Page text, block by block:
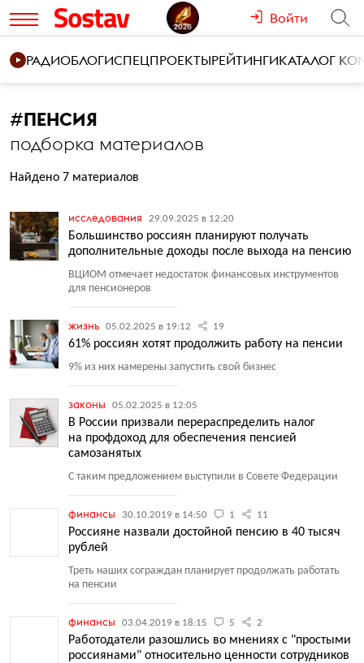
Войти
РАДИОБЛОГИСПЕЦПРОЕКТЫРЕЙТИНГИКАТАЛОГ
#ПЕНСИЯ
подборка материалов
Найдено 7 материалов
исследования 29.09.2025 в 12:20
Большинство россиян планируют получать
дополнительные доходы после выхода на пенсию
ВЦИОМ отмечает недостаток финансовых инструментов
для пенсионеров
жизнь 05.02.2025 в 19:12 19
61% россиян хотят продолжить работу на пенсии
9% из них намерены запустить свой бизнес
законы 05.02.2025 в 12:05
В России призвали перераспределить налог
на профдоход для обеспечения пенсией
самозанятых
С таким предложением выступили в Совете Федерации
финансы 30.10.2019 в 14:50 1 11
Россияне назвали достойной пенсию в 40 тысяч
рублей
Треть наших сограждан планирует продолжать работать
на пенсии
финансы 03.04.2019 в 18:15 5 2
Работодатели разошлись во мнениях с "простыми
россиянами" относительно ценности сотрудников